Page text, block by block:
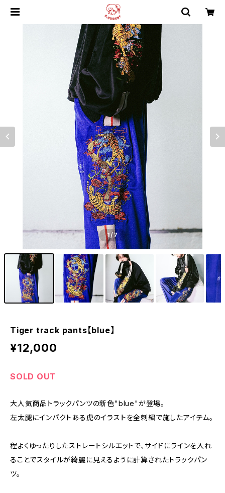
1/7
Tiger track pants【blue】
¥12,000
SOLD OUT
大人気商品トラックパンツの新色"blue"が登場。
左太腿にインパクトある虎のイラストを全刺繍で施したアイテム。
程よくゆったりしたストレートシルエットで、サイドにラインを入れ
ることでスタイルが綺麗に見えるように計算されたトラックパン
ツ。